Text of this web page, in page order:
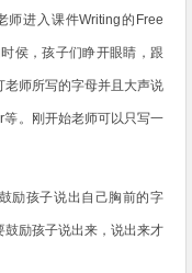
师进入课件Writing的 Free
侯，孩子们睁开眼睛，跟
师所写的字母并且大声说
等。刚开始老师可以只写一
励孩子说出自己胸前的字
励孩子说出来，说出来才